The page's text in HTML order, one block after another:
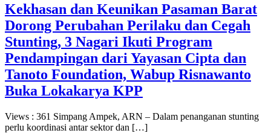
Kekhasan dan Keunikan Pasaman Barat
Dorong Perubahan Perilaku dan Cegah
Stunting, 3 Nagari Ikuti Program
Pendampingan dari Yayasan Cipta dan
Tanoto Foundation, Wabup Risnawanto
Buka Lokakarya KPP
Views : 361 Simpang Ampek, ARN – Dalam penanganan stunting
perlu koordinasi antar sektor dan […]